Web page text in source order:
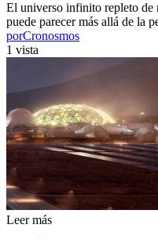
El universo infinito repleto de
puede parecer más allá de la
porCronosmos
1 vista
Leer más